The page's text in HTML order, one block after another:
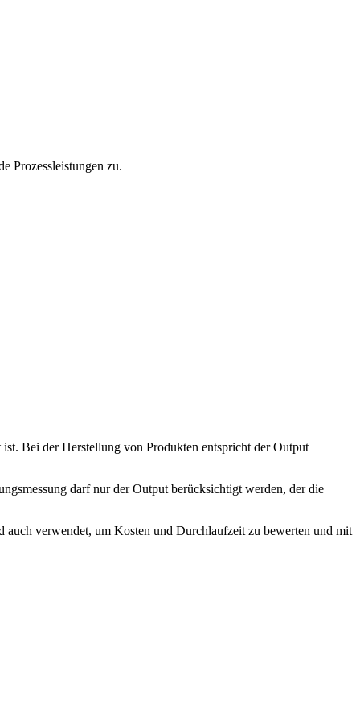
Prozessleistungen zu.
Bei der Herstellung von Produkten entspricht der Output
darf nur der Output berücksichtigt werden, der die
verwendet, um Kosten und Durchlaufzeit zu bewerten und mit